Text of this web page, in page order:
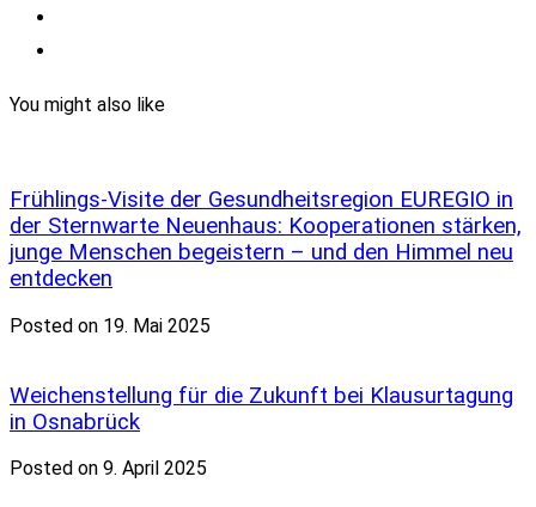
You might also like
Frühlings-Visite der Gesundheitsregion EUREGIO in
der Sternwarte Neuenhaus: Kooperationen stärken,
junge Menschen begeistern – und den Himmel neu
entdecken
Posted on 19. Mai 2025
Weichenstellung für die Zukunft bei Klausurtagung
in Osnabrück
Posted on 9. April 2025